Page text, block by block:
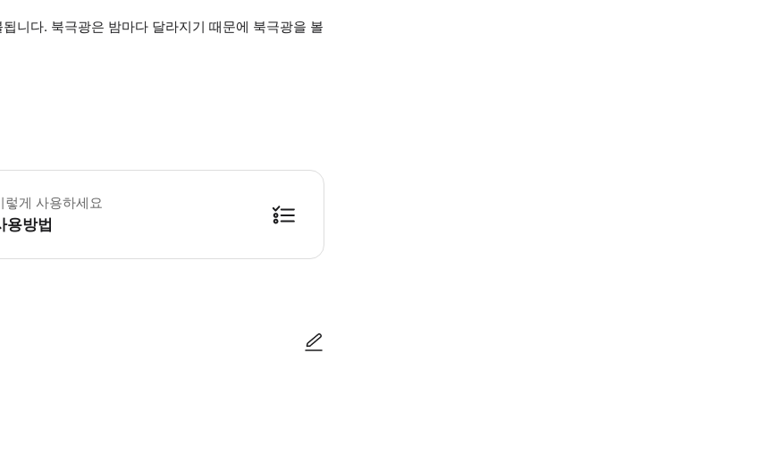
니다. 북극광은 밤마다 달라지기 때문에 북극광을 볼
15분 전까지 도착해주세요. • 신분증이나 여권을 지참하시기 바랍니다. 투어 중 핀란드로 넘어갈 수 있습니다. • 소요 시간은 유연하게 조정됩니다
렇게 사용하세요
용방법